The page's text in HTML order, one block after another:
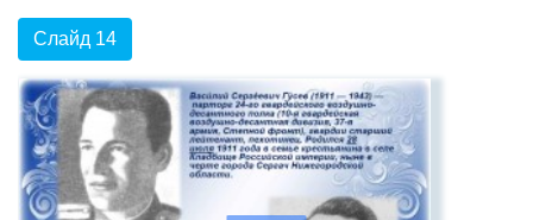
Слайд 14